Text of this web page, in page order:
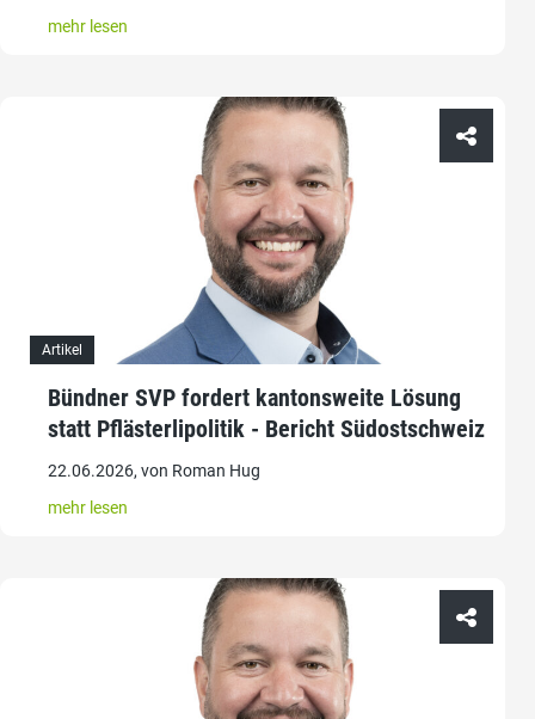
mehr lesen
Artikel
Bündner SVP fordert kantonsweite Lösung
statt Pflästerlipolitik - Bericht Südostschweiz
22.06.2026, von Roman Hug
mehr lesen